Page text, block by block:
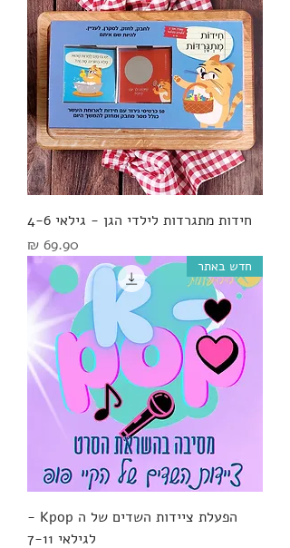
חידות מתגרדות לילדי הגן - גילאי 4-6
מחיר
חדש באתר
הפעלת ציידות השדים של ה Kpop -
לגילאי 7-11